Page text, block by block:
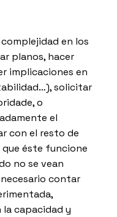
en los
planos, hacer
implicaciones en
solicitar
o
el
con el resto de
éste funcione
no se vean
contar
capacidad y